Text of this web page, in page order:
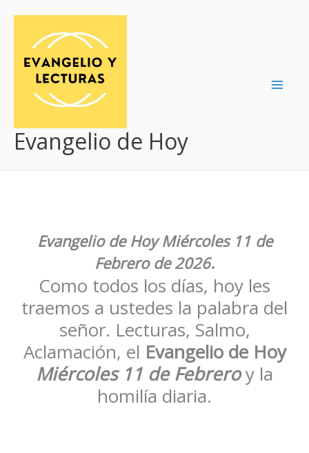
contenido
Evangelio de Hoy
Evangelio de Hoy Miércoles 11 de
Febrero de 2026.
Como todos los días, hoy les
traemos a ustedes la palabra del
señor. Lecturas, Salmo,
Aclamación, el Evangelio de Hoy
Miércoles 11 de Febreroy la
homilía diaria.